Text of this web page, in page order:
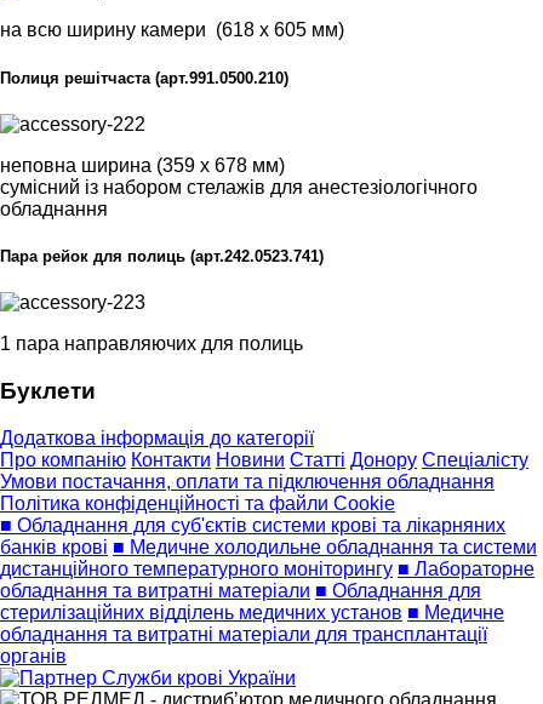
на всю ширину камери (618 x 605 мм)
Полиця решітчаста (арт.991.0500.210)
неповна ширина (359 x 678 мм)
сумісний із набором стелажів для анестезіологічного
обладнання
Пара рейок для полиць (арт.242.0523.741)
1 пара направляючих для полиць
Буклети
Додаткова інформація до категорії
Про компанію Контакти Новини Статті Донору Спеціалісту
Умови постачання, оплати та підключення обладнання
Політика конфіденційності та файли Cookie
■ Обладнання для суб'єктів системи крові та лікарняних
банків крові ■ Медичне холодильне обладнання та системи
дистанційного температурного моніторингу ■ Лабораторне
обладнання та витратні матеріали ■ Обладнання для
стерилізаційних відділень медичних установ ■ Медичне
обладнання та витратні матеріали для трансплантації
органів